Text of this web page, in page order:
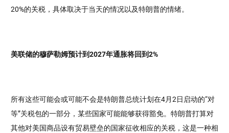
20%的关税，具体取决于当天的情况以及特朗普的情绪。
美联储的穆萨勒姆预计到2027年通胀将回到2%
所有这些可能会或可能不会是特朗普总统计划在4月2日启动的“对
等”关税包的一部分，某些国家可能能够获得豁免。特朗普打算对
其他对美国商品设有贸易壁垒的国家征收相应的关税，这是一种相